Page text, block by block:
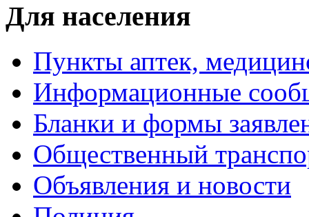
Для населения
Пункты аптек,
Информационные
Бланки и формы
Общественный
Объявления и новости